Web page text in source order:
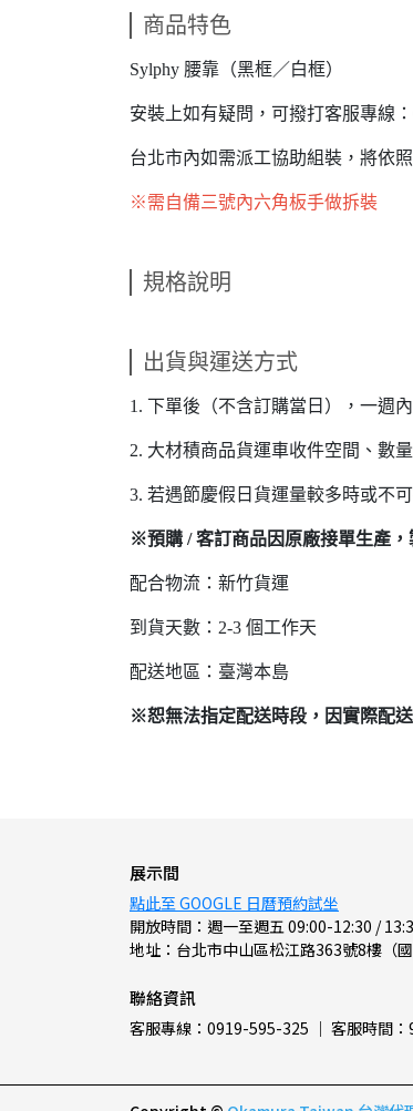
商品特色
Sylphy 腰靠（黑框／白框）
安裝上如有疑問，可撥打客服專線：
台北市內如需派工協助組裝，將依
※需自備三號內六角板手做拆裝
規格說明
出貨與運送方式
1. 下單後（不含訂購當日），一週
2. 大材積商品貨運車收件空間、數
3. 若遇節慶假日貨運量較多時或不
※預購 / 客訂商品因原廠接單生產，
配合物流：新竹貨運
到貨天數：2-3 個工作天
配送地區：臺灣本島
※恕無法指定配送時段，因實際配
展示間
點此至 GOOGLE 日曆預約試坐
開放時間：週一至週五 09:00-12:30 /
地址：台北市中山區松江路363號8樓（國
聯絡資訊
客服專線：0919-595-325 ｜ 客服時間